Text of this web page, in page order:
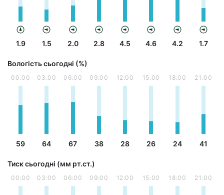
1.9 1.5 2.0 2.8 4.5 4.6 4.2 1.7
Вологість сьогодні (%)
00:00
59
03:00
64
06:00
67
09:00
38
12:00
28
15:00
26
18:00
24
21:00
41
Тиск сьогодні (мм рт.ст.)
00:00 03:00 06:00 09:00 12:00 15:00 18:00 21:00